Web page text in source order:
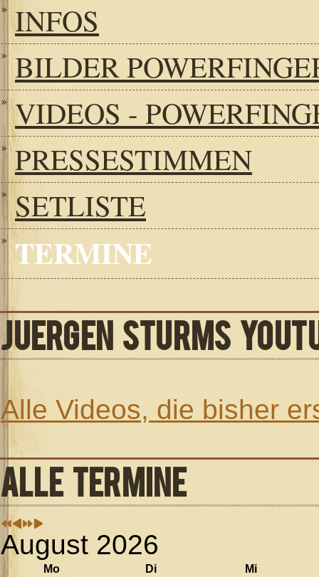
INFOS
BILDER
VIDEOS -
PRESSESTIMMEN
SETLISTE
TERMINE
JUERGEN STURMS
Alle Videos, die bisher
ALLE TERMINE
August 2026
Mo Di Mi